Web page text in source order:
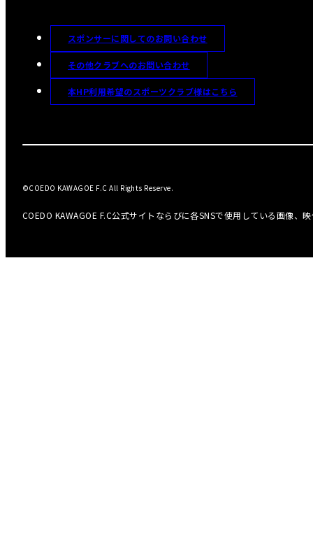
スポンサーに関してのお問い合わせ
その他クラブへのお問い合わせ
本HP利用希望のスポーツクラブ様はこちら
COEDO KAWAGOE F.C公式サイトならびに各SNSで使用している画像、
©COEDO KAWAGOE F.C All Rights Reserve.